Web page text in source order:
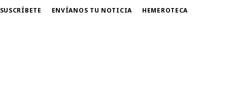
SUSCRÍBETE ENVÍANOS TU NOTICIA HEMEROTECA